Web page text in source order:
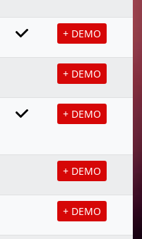
+ DEMO
+ DEMO
+ DEMO
+ DEMO
+ DEMO